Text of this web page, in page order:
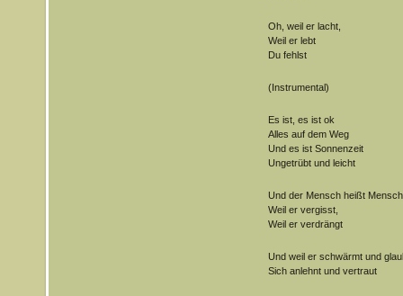
Oh, weil er lacht,
Weil er lebt
Du fehlst
(Instrumental)
Es ist, es ist ok
Alles auf dem Weg
Und es ist Sonnenzeit
Ungetrübt und leicht
Und der Mensch heißt Mensch
Weil er vergisst,
Weil er verdrängt
Und weil er schwärmt und
Sich anlehnt und vertraut